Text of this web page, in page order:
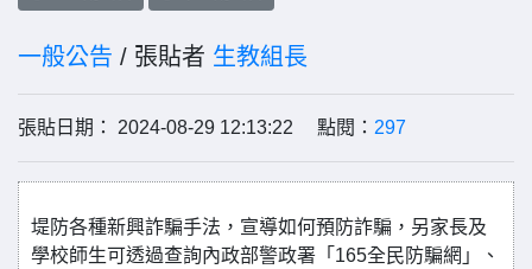
一般公告 / 張貼者 生教組長
張貼日期： 2024-08-29 12:13:22 點閱： 297
堤防各種新興詐騙手法，宣導如何預防詐騙，另家長及
學校師生可透過查詢內政部警政署「165全民防騙網」、